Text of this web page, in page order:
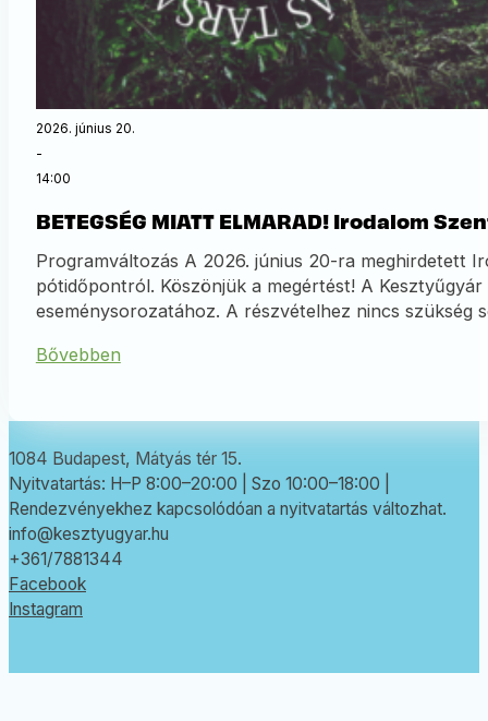
2026. június 20.
-
14:00
BETEGSÉG MIATT ELMARAD! Irodalom
Programváltozás A 2026. június 20-ra meghirdetett
pótidőpontról. Köszönjük a megértést! A
eseménysorozatához. A részvételhez nincs szükség
Bővebben
1084 Budapest, Mátyás tér 15.
Nyitvatartás: H–P 8:00–20:00 | Szo 10:00–18:00 |
Rendezvényekhez kapcsolódóan a nyitvatartás változhat.
info@kesztyugyar.hu
+361/7881344
Facebook
Instagram